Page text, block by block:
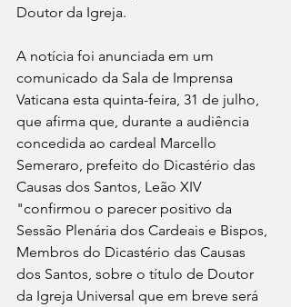
Doutor da Igreja.
A notícia foi anunciada em um
comunicado da Sala de Imprensa
Vaticana esta quinta-feira, 31 de julho,
que afirma que, durante a audiência
concedida ao cardeal Marcello
Semeraro, prefeito do Dicastério das
Causas dos Santos, Leão XIV
"confirmou o parecer positivo da
Sessão Plenária dos Cardeais e Bispos,
Membros do Dicastério das Causas
dos Santos, sobre o título de Doutor
da Igreja Universal que em breve será